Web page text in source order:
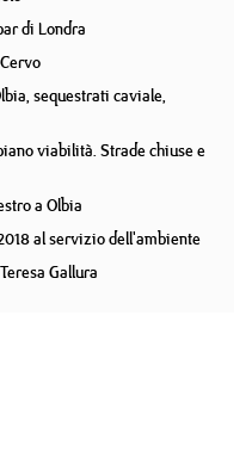
di Londra
sequestrati caviale,
viabilità. Strade chiuse e
a Olbia
al servizio dell'ambiente
Gallura